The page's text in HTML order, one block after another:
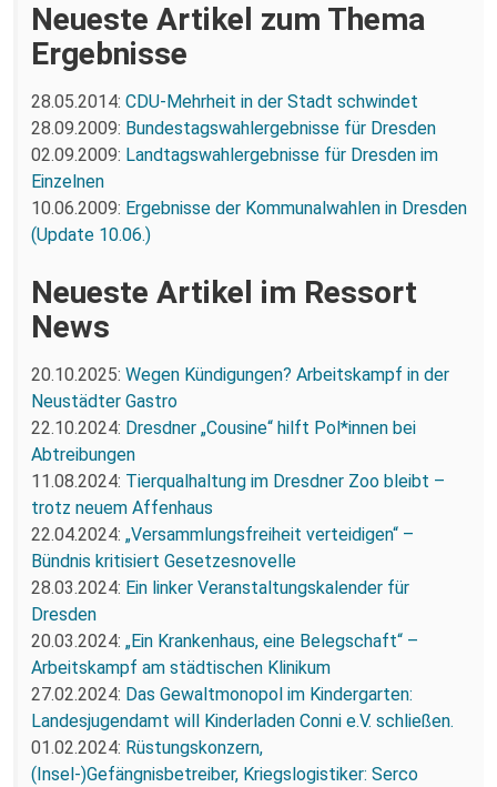
Neueste Artikel zum Thema
Ergebnisse
28.05.2014: CDU-Mehrheit in der Stadt schwindet
28.09.2009: Bundestagswahlergebnisse für Dresden
02.09.2009: Landtagswahlergebnisse für Dresden im
Einzelnen
10.06.2009: Ergebnisse der Kommunalwahlen in Dresden
(Update 10.06.)
Neueste Artikel im Ressort
News
20.10.2025: Wegen Kündigungen? Arbeitskampf in der
Neustädter Gastro
22.10.2024: Dresdner „Cousine“ hilft Pol*innen bei
Abtreibungen
11.08.2024: Tierqualhaltung im Dresdner Zoo bleibt –
trotz neuem Affenhaus
22.04.2024: „Versammlungsfreiheit verteidigen“ –
Bündnis kritisiert Gesetzesnovelle
28.03.2024: Ein linker Veranstaltungskalender für
Dresden
20.03.2024: „Ein Krankenhaus, eine Belegschaft“ –
Arbeitskampf am städtischen Klinikum
27.02.2024: Das Gewaltmonopol im Kindergarten:
Landesjugendamt will Kinderladen Conni e.V. schließen.
01.02.2024: Rüstungskonzern,
(Insel-)Gefängnisbetreiber, Kriegslogistiker: Serco